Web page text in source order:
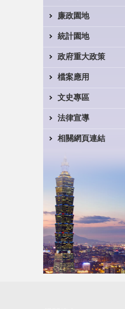
廉政園地
統計園地
政府重大政策
檔案應用
文史專區
法律宣導
相關網頁連結